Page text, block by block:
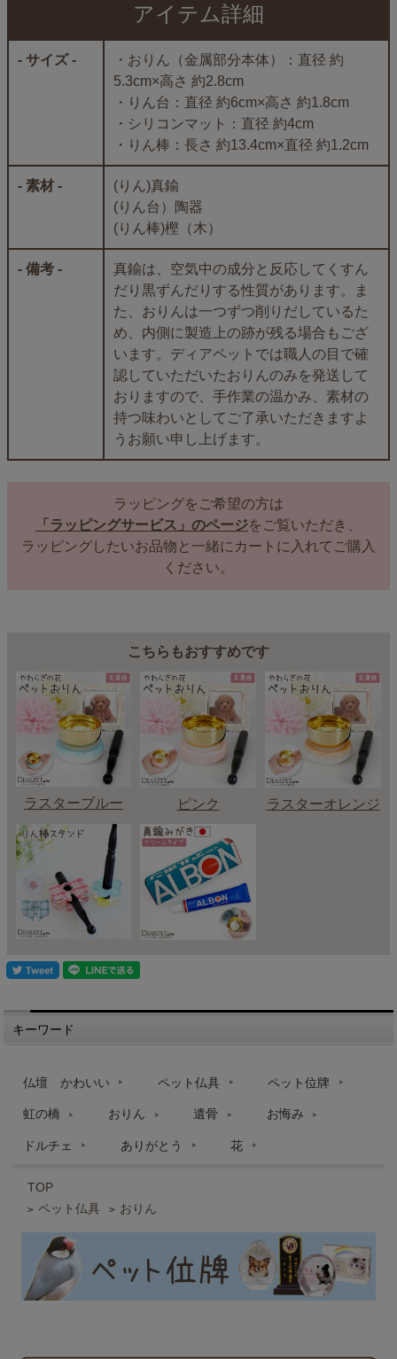
アイテム詳細
- サイズ -
・おりん（金属部分本体）：直径 約
5.3cm×高さ 約2.8cm
・りん台：直径 約6cm×高さ 約1.8cm
・シリコンマット：直径 約4cm
・りん棒：長さ 約13.4cm×直径 約1.2cm
- 素材 -
(りん)真鍮
(りん台）陶器
(りん棒)樫（木）
- 備考 -
真鍮は、空気中の成分と反応してくすん
だり黒ずんだりする性質があります。ま
た、おりんは一つずつ削りだしているた
め、内側に製造上の跡が残る場合もござ
います。ディアペットでは職人の目で確
認していただいたおりんのみを発送して
おりますので、手作業の温かみ、素材の
持つ味わいとしてご了承いただきますよ
うお願い申し上げます。
ラッピングをご希望の方は
「ラッピングサービス」のページをご覧いただき、
ラッピングしたいお品物と一緒にカートに入れてご購入
ください。
こちらもおすすめです
ラスターブルー ピンク ラスターオレンジ
キーワード
仏壇 かわいい ペット仏具 ペット位牌
虹の橋 おりん 遺骨 お悔み
ドルチェ ありがとう 花
TOP
> ペット仏具 > おりん